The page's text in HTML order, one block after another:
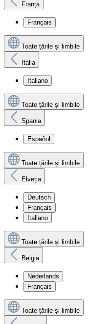
Franța
Français
Toate țările și limbile
Italia
Italiano
Toate țările și limbile
Spania
Español
Toate țările și limbile
Elveția
Deutsch
Français
Italiano
Toate țările și limbile
Belgia
Nederlands
Français
Toate țările și limbile